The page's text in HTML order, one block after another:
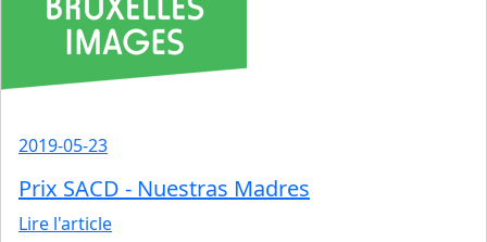
2019-05-23
Prix SACD - Nuestras Madres
Lire l'article